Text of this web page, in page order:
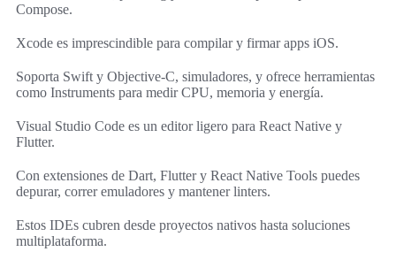
Compose.
Xcode es imprescindible para compilar y firmar apps iOS.
Soporta Swift y Objective-C, simuladores, y ofrece herramientas
como Instruments para medir CPU, memoria y energía.
Visual Studio Code es un editor ligero para React Native y
Flutter.
Con extensiones de Dart, Flutter y React Native Tools puedes
depurar, correr emuladores y mantener linters.
Estos IDEs cubren desde proyectos nativos hasta soluciones
multiplataforma.